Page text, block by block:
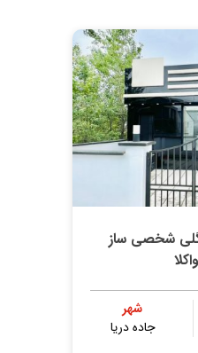
شخصی ساز
شهر
جاده دریا